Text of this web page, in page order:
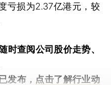
亏损为2.37亿港元，较
时查阅公司股价走势、
发布， 点击了解行业动